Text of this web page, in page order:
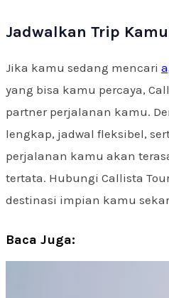
Jadwalkan Trip
Jika kamu sedang mencari
yang bisa kamu percaya,
partner perjalanan kamu.
lengkap, jadwal fleksibel,
perjalanan kamu akan
tertata. Hubungi Callista
destinasi impian kamu
Baca Juga: